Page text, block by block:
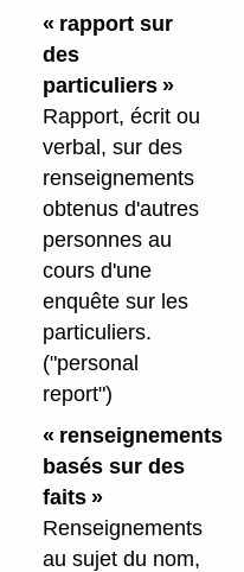
« rapport sur
des
particuliers »
Rapport, écrit ou
verbal, sur des
renseignements
obtenus d'autres
personnes au
cours d'une
enquête sur les
particuliers.
("personal
report")
« renseignements
basés sur des
faits »
Renseignements
au sujet du nom,